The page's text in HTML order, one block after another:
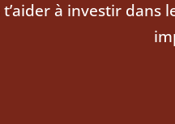
à investir dans